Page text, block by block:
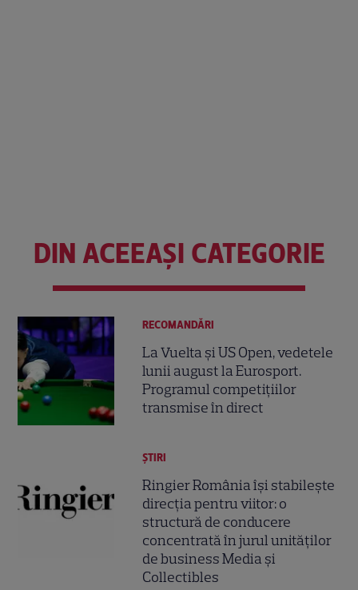
DIN ACEEAȘI CATEGORIE
RECOMANDĂRI
La Vuelta și US Open, vedetele
lunii august la Eurosport.
Programul competițiilor
transmise în direct
ȘTIRI
Ringier România își stabilește
direcția pentru viitor: o
structură de conducere
concentrată în jurul unităților
de business Media și
Collectibles